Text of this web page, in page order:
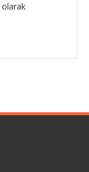
olarak